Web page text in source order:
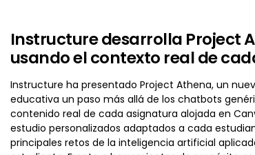
Instructure desarrolla Project
usando el contexto real de
Instructure ha presentado Project Athena, un
educativa un paso más allá de los chatbots
contenido real de cada asignatura alojada en
estudio personalizados adaptados a cada
principales retos de la inteligencia artificial